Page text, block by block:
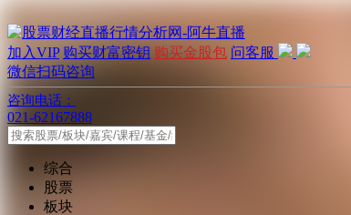
加入VIP 购买财富密钥 购买金股包 问客服
微信扫码咨询
咨询电话：
021-62167888
综合
股票
板块